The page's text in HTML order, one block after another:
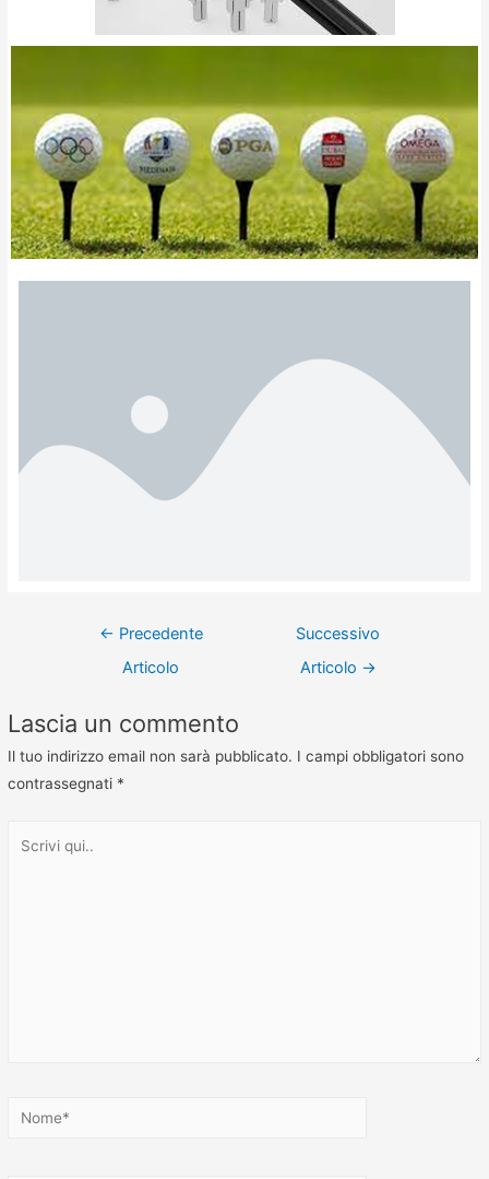
← Precedente
Articolo
Successivo
Articolo →
Lascia un commento
Il tuo indirizzo email non sarà pubblicato. I campi obbligatori sono
contrassegnati *